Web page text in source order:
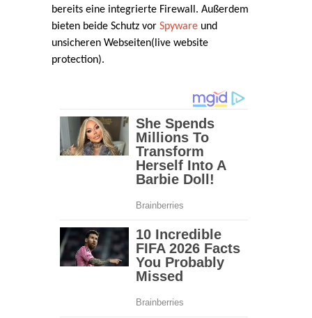
bereits eine integrierte Firewall. Außerdem
bieten beide Schutz vor Spyware und
unsicheren Webseiten(live website
protection).